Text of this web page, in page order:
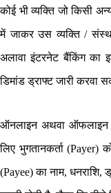
कोई भी व्यक्ति जो किसी
में जाकर उस व्यक्ति /
अलावा इंटरनेट बैंकिंग का
डिमांड ड्राफ्ट जारी करवा
ऑनलाइन अथवा ऑफलाइन
लिए भुगतानकर्ता (Payer)
(Payee) का नाम,